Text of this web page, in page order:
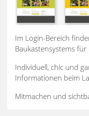
Im Login-Bereich
Baukastensystems für
Individuell, chic und
Informationen beim
Mitmachen und